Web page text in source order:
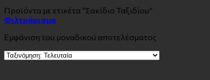
Προϊόντα με ετικέτα “Σακίδιο Ταξιδίου”
Φιλτράρισμα
Εμφάνιση του μοναδικού αποτελέσματος